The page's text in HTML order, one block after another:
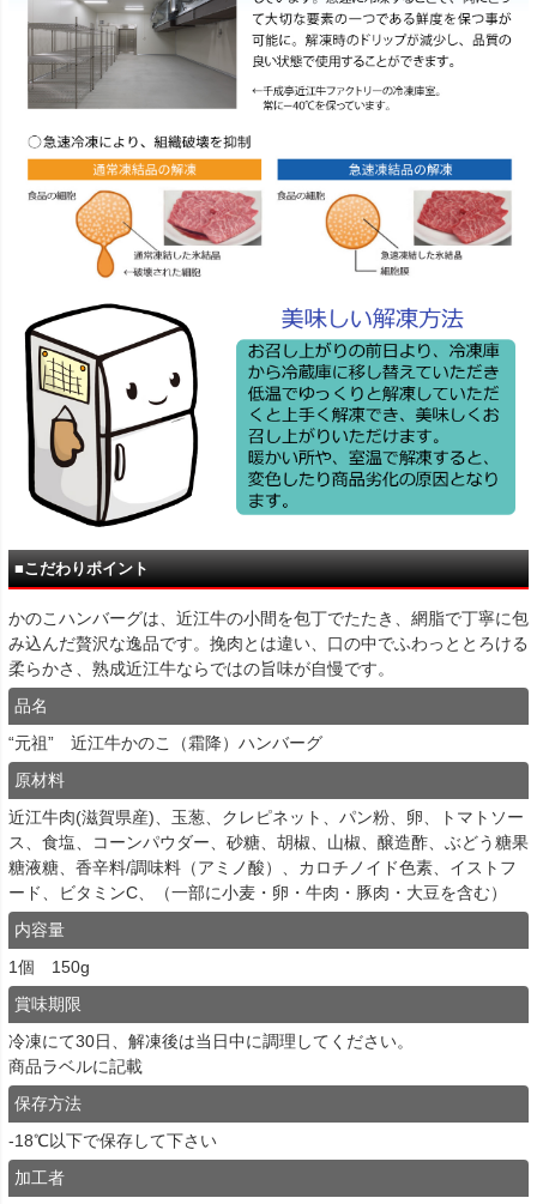
■こだわりポイント
かのこハンバーグは、近江牛の小間を包丁でたたき、網脂で丁寧に包
み込んだ贅沢な逸品です。挽肉とは違い、口の中でふわっととろける
柔らかさ、熟成近江牛ならではの旨味が自慢です。
品名
“元祖” 近江牛かのこ（霜降）ハンバーグ
原材料
近江牛肉(滋賀県産)、玉葱、クレピネット、パン粉、卵、トマトソー
ス、食塩、コーンパウダー、砂糖、胡椒、山椒、醸造酢、ぶどう糖果
糖液糖、香辛料/調味料（アミノ酸）、カロチノイド色素、イストフ
ード、ビタミンC、（一部に小麦・卵・牛肉・豚肉・大豆を含む）
内容量
1個 150g
賞味期限
冷凍にて30日、解凍後は当日中に調理してください。
商品ラベルに記載
保存方法
-18℃以下で保存して下さい
加工者